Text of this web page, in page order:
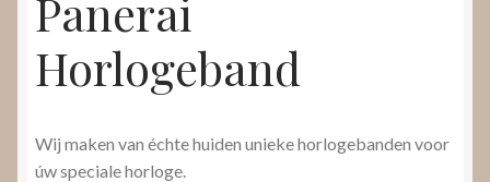
Panerai
Horlogeband
Wij maken van échte huiden unieke horlogebanden voor
úw speciale horloge.